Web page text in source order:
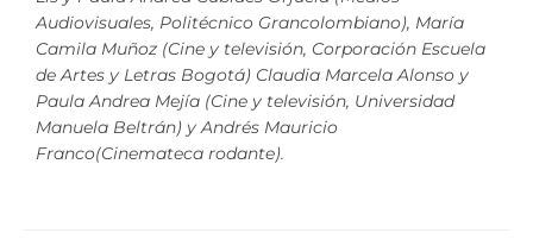
Audiovisuales, Politécnico Grancolombiano), María
Camila Muñoz (Cine y televisión, Corporación Escuela
de Artes y Letras Bogotá) Claudia Marcela Alonso y
Paula Andrea Mejía (Cine y televisión, Universidad
Manuela Beltrán) y Andrés Mauricio
Franco(Cinemateca rodante).